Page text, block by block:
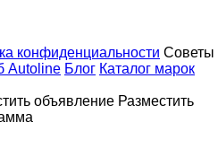
конфиденциальности Советы
Autoline Блог Каталог марок
объявление Разместить